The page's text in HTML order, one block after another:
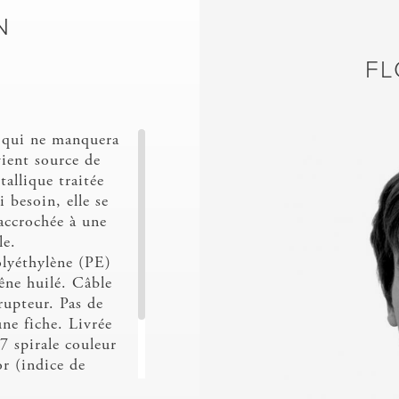
ne manquera
source de
traitée
elle se
à une
(PE)
huilé. Câble
Pas de
fiche. Livrée
spirale couleur
(indice de